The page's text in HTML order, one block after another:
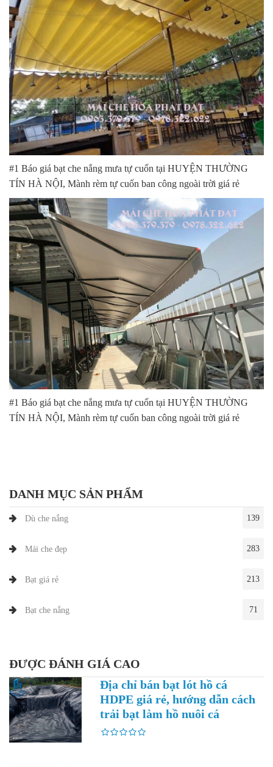
#1 Báo giá bạt che nắng mưa tự cuốn tại HUYỆN THƯỜNG
TÍN HÀ NỘI, Mành rèm tự cuốn ban công ngoài trời giá rẻ
#1 Báo giá bạt che nắng mưa tự cuốn tại HUYỆN THƯỜNG
TÍN HÀ NỘI, Mành rèm tự cuốn ban công ngoài trời giá rẻ
DANH MỤC SẢN PHẨM
Dù che nắng 139
Mái che đẹp 283
Bạt giá rẻ 213
Bạt che nắng 71
ĐƯỢC ĐÁNH GIÁ CAO
Địa chỉ bán bạt lót hồ cá
HDPE giá rẻ, hướng dẫn cách
trải bạt làm hồ nuôi cá